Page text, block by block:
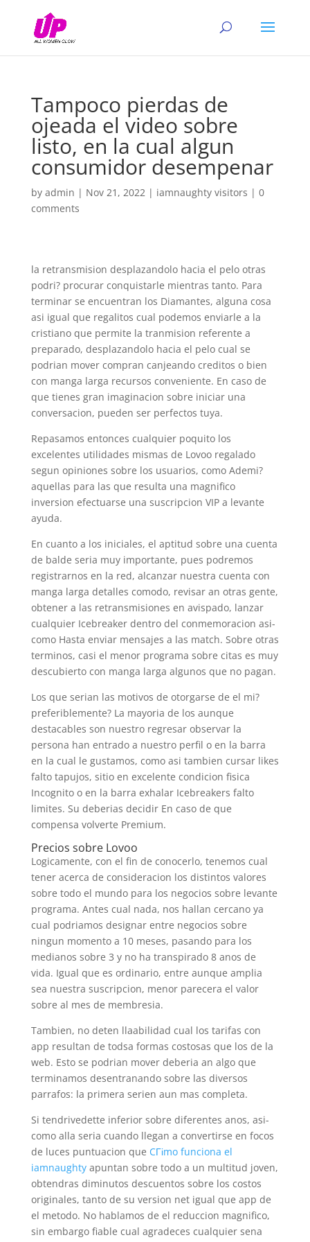
Tampoco pierdas de
ojeada el video sobre
listo, en la cual algun
consumidor desempenar
by admin | Nov 21, 2022| iamnaughty visitors | 0
comments
la retransmision desplazandolo hacia el pelo otras
podri? procurar conquistarle mientras tanto. Para
terminar se encuentran los Diamantes, alguna cosa
asi igual que regalitos cual podemos enviarle a la
cristiano que permite la tranmision referente a
preparado, desplazandolo hacia el pelo cual se
podri­an mover compran canjeando creditos o bien
con manga larga recursos conveniente. En caso de
que tienes gran imaginacion sobre iniciar una
conversacion, pueden ser perfectos tuya.
Repasamos entonces cualquier poquito los
excelentes utilidades mismas de Lovoo regalado
segun opiniones sobre los usuarios, como Ademi?
aquellas para las que resulta una magnifico
inversion efectuarse una suscripcion VIP a levante
ayuda.
En cuanto a los iniciales, el aptitud sobre una cuenta
de balde seri­a muy importante, pues podremos
registrarnos en la red, alcanzar nuestra cuenta con
manga larga detalles comodo, revisar an otras gente,
obtener a las retransmisiones en avispado, lanzar
cualquier Icebreaker dentro del conmemoracion asi­
como Hasta enviar mensajes a las match. Sobre otras
terminos, casi el menor programa sobre citas es muy
descubierto con manga larga algunos que no pagan.
Los que serian las motivos de otorgarse de el mi?
preferiblemente? La mayori­a de los aunque
destacables son nuestro regresar observar la
persona han entrado a nuestro perfil o en la barra
en la cual le gustamos, como asi tambien cursar likes
falto tapujos, sitio en excelente condicion fisica
Incognito o en la barra exhalar Icebreakers falto
limites. Su deberias decidir En caso de que
compensa volverte Premium.
Precios sobre Lovoo
Logicamente, con el fin de conocerlo, tenemos cual
tener acerca de consideracion los distintos valores
sobre todo el mundo para los negocios sobre levante
programa. Antes cual nada, nos hallan cercano ya
cual podri­amos designar entre negocios sobre
ningun momento a 10 meses, pasando para los
medianos sobre 3 y no ha transpirado 8 anos de
vida. Igual que es ordinario, entre aunque amplia
sea nuestra suscripcion, menor parecera el valor
sobre al mes de membresia.
Tambien, no deten llaabilidad cual los tarifas con
app resultan de todsa formas costosas que los de la
web. Esto se podri­an mover deberia an algo que
terminamos desentranando sobre las diversos
parrafos: la primera seri­en aun mas completa.
Si tendri­vedette inferior sobre diferentes anos, asi­
como alla seri­a cuando llegan a convertirse en focos
de luces puntuacion que CГіmo funciona el
iamnaughtyapuntan sobre todo a un multitud joven,
obtendras diminutos descuentos sobre los costos
originales, tanto de su version net igual que app de
el metodo. No hablamos de el reduccion magnifico,
sin embargo fiable cual agradeces cualquier sena